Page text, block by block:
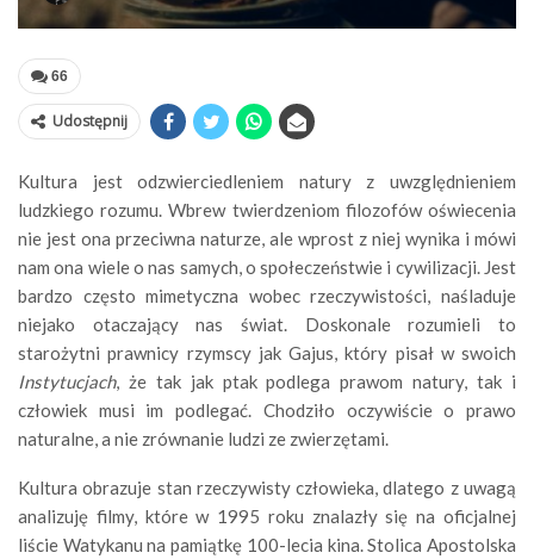
66
Udostępnij
Kultura jest odzwierciedleniem natury z uwzględnieniem
ludzkiego rozumu. Wbrew twierdzeniom filozofów oświecenia
nie jest ona przeciwna naturze, ale wprost z niej wynika i mówi
nam ona wiele o nas samych, o społeczeństwie i cywilizacji. Jest
bardzo często mimetyczna wobec rzeczywistości, naśladuje
niejako otaczający nas świat. Doskonale rozumieli to
starożytni prawnicy rzymscy jak Gajus, który pisał w swoich
Instytucjach, że tak jak ptak podlega prawom natury, tak i
człowiek musi im podlegać. Chodziło oczywiście o prawo
naturalne, a nie zrównanie ludzi ze zwierzętami.
Kultura obrazuje stan rzeczywisty człowieka, dlatego z uwagą
analizuję filmy, które w 1995 roku znalazły się na oficjalnej
liście Watykanu na pamiątkę 100-lecia kina. Stolica Apostolska